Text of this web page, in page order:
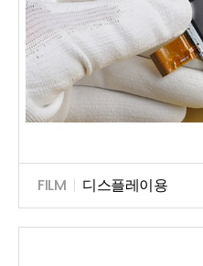
FILM | 디스플레이용